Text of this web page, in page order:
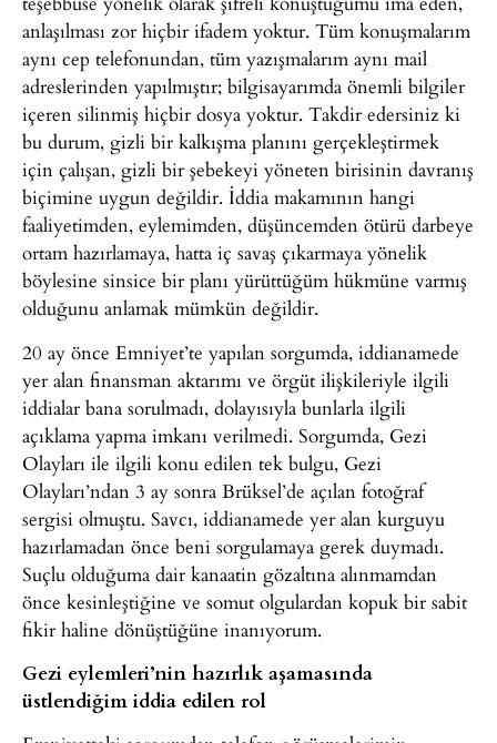
anlaşılması zor hiçbir ifadem yoktur. Tüm konuşmalarım
aynı cep telefonundan, tüm yazışmalarım aynı mail
adreslerinden yapılmıştır; bilgisayarımda önemli bilgiler
içeren silinmiş hiçbir dosya yoktur. Takdir edersiniz ki
bu durum, gizli bir kalkışma planını gerçekleştirmek
için çalışan, gizli bir şebekeyi yöneten birisinin davranış
biçimine uygun değildir. İddia makamının hangi
faaliyetimden, eylemimden, düşüncemden ötürü darbeye
ortam hazırlamaya, hatta iç savaş çıkarmaya yönelik
böylesine sinsice bir planı yürüttüğüm hükmüne varmış
olduğunu anlamak mümkün değildir.
20 ay önce Emniyet’te yapılan sorgumda, iddianamede
yer alan finansman aktarımı ve örgüt ilişkileriyle ilgili
iddialar bana sorulmadı, dolayısıyla bunlarla ilgili
açıklama yapma imkanı verilmedi. Sorgumda, Gezi
Olayları ile ilgili konu edilen tek bulgu, Gezi
Olayları’ndan 3 ay sonra Brüksel’de açılan fotoğraf
sergisi olmuştu. Savcı, iddianamede yer alan kurguyu
hazırlamadan önce beni sorgulamaya gerek duymadı.
Suçlu olduğuma dair kanaatin gözaltına alınmamdan
önce kesinleştiğine ve somut olgulardan kopuk bir sabit
fikir haline dönüştüğüne inanıyorum.
Gezi eylemleri’nin hazırlık aşamasında
üstlendiğim iddia edilen rol